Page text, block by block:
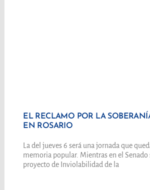
EL RECLAMO POR LA
EN ROSARIO
La del jueves 6 será una jornada que
memoria popular. Mientras en el Senado
proyecto de Inviolabilidad de la